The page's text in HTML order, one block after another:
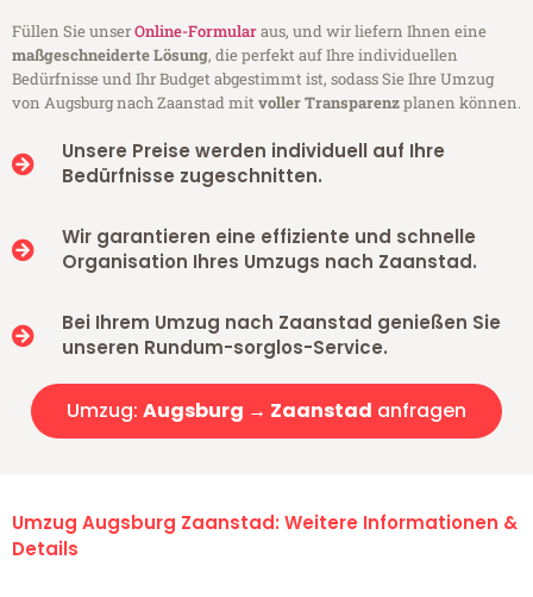
Füllen Sie unserOnline-Formularaus, und wir liefern Ihnen eine
maßgeschneiderte Lösung, die perfekt auf Ihre individuellen
Bedürfnisse und Ihr Budget abgestimmt ist, sodass Sie Ihre Umzug
von Augsburg nach Zaanstad mitvoller Transparenzplanen können.
Unsere Preise werden individuell auf Ihre
Bedürfnisse zugeschnitten.
Wir garantieren eine effiziente und schnelle
Organisation Ihres Umzugs nach Zaanstad.
Bei Ihrem Umzug nach Zaanstad genießen Sie
unseren Rundum-sorglos-Service.
Umzug: Augsburg → Zaanstad anfragen
Umzug Augsburg Zaanstad: Weitere Informationen &
Details